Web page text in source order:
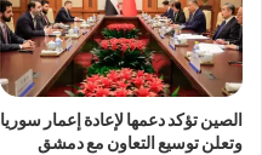
الصين تؤكد دعمها لإعادة إعمار سوريا
وتعلن توسيع التعاون مع دمشق